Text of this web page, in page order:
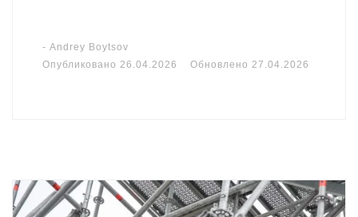
- Andrey Boytsov
Опубликовано 26.04.2026 Обновлено 27.04.2026